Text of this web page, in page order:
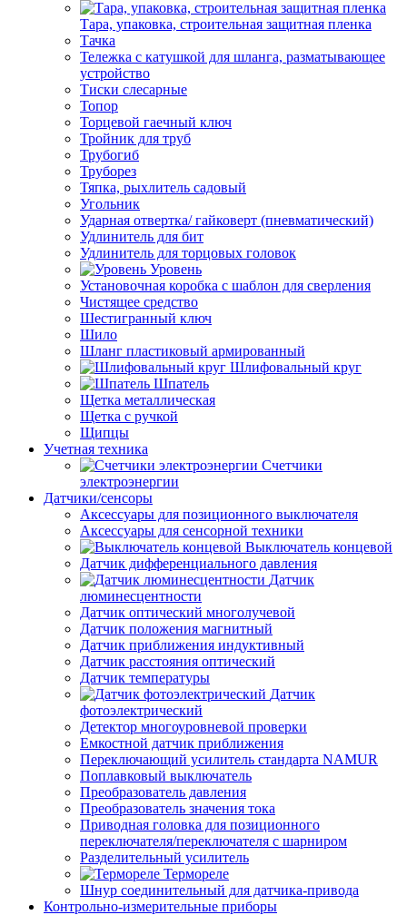
Тара, упаковка, строительная защитная пленка
Тачка
Тележка с катушкой для шланга, разматывающее
устройство
Тиски слесарные
Топор
Торцевой гаечный ключ
Тройник для труб
Трубогиб
Труборез
Тяпка, рыхлитель садовый
Угольник
Ударная отвертка/ гайковерт (пневматический)
Удлинитель для бит
Удлинитель для торцовых головок
Уровень
Установочная коробка с шаблон для сверления
Чистящее средство
Шестигранный ключ
Шило
Шланг пластиковый армированный
Шлифовальный круг
Шпатель
Щетка металлическая
Щетка с ручкой
Щипцы
Учетная техника
Счетчики
электроэнергии
Датчики/сенсоры
Аксессуары для позиционного выключателя
Аксессуары для сенсорной техники
Выключатель концевой
Датчик дифференциального давления
Датчик
люминесцентности
Датчик оптический многолучевой
Датчик положения магнитный
Датчик приближения индуктивный
Датчик расстояния оптический
Датчик температуры
Датчик
фотоэлектрический
Детектор многоуровневой проверки
Емкостной датчик приближения
Переключающий усилитель стандарта NAMUR
Поплавковый выключатель
Преобразователь давления
Преобразователь значения тока
Приводная головка для позиционного
переключателя/переключателя с шарниром
Разделительный усилитель
Термореле
Шнур соединительный для датчика-привода
Контрольно-измерительные приборы